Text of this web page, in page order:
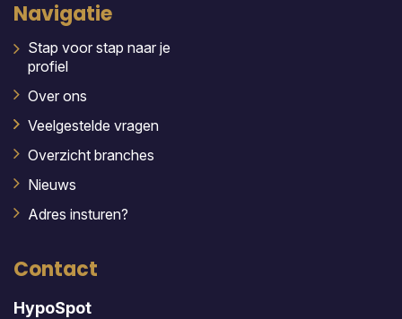
Navigatie
Stap voor stap naar je
profiel
Over ons
Veelgestelde vragen
Overzicht branches
Nieuws
Adres insturen?
Contact
HypoSpot